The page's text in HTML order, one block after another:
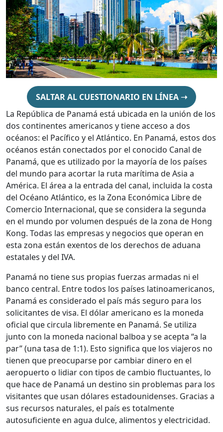
SALTAR AL CUESTIONARIO EN LÍNEA ➝
La República de Panamá está ubicada en la unión de los
dos continentes americanos y tiene acceso a dos
océanos: el Pacífico y el Atlántico. En Panamá, estos dos
océanos están conectados por el conocido Canal de
Panamá, que es utilizado por la mayoría de los países
del mundo para acortar la ruta marítima de Asia a
América. El área a la entrada del canal, incluida la costa
del Océano Atlántico, es la Zona Económica Libre de
Comercio Internacional, que se considera la segunda
en el mundo por volumen después de la zona de Hong
Kong. Todas las empresas y negocios que operan en
esta zona están exentos de los derechos de aduana
estatales y del IVA.
Panamá no tiene sus propias fuerzas armadas ni el
banco central. Entre todos los países latinoamericanos,
Panamá es considerado el país más seguro para los
solicitantes de visa. El dólar americano es la moneda
oficial que circula libremente en Panamá. Se utiliza
junto con la moneda nacional balboa y se acepta “a la
par” (una tasa de 1:1). Esto significa que los viajeros no
tienen que preocuparse por cambiar dinero en el
aeropuerto o lidiar con tipos de cambio fluctuantes, lo
que hace de Panamá un destino sin problemas para los
visitantes que usan dólares estadounidenses. Gracias a
sus recursos naturales, el país es totalmente
autosuficiente en agua dulce, alimentos y electricidad.